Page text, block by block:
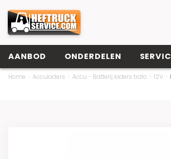
AANBOD ONDERDELEN
Home Acculaders Accu - Batterij laders trafo 12V